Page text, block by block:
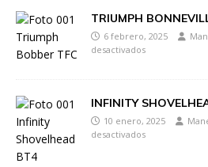
TRIUMPH
6 febrero, 2025
desactivados
INFINITY
10 enero, 2025
desactivados